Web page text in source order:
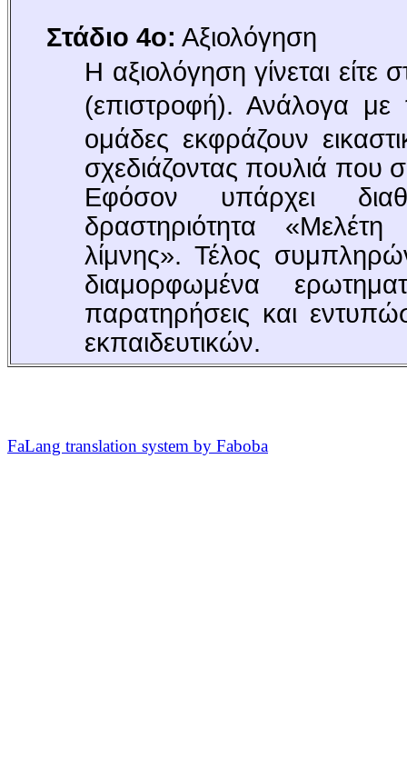
Στάδιο 4ο: Αξιολόγηση
Η αξιολόγηση γίνεται
(επιστροφή). Ανάλογα με
ομάδες εκφράζουν
σχεδιάζοντας πουλιά που
Εφόσον υπάρχει
δραστηριότητα
λίμνης». Τέλος
διαμορφωμένα
παρατηρήσεις και
εκπαιδευτικών.
FaLang translation system by Faboba